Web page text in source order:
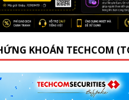
KHOÁN TECHCOM